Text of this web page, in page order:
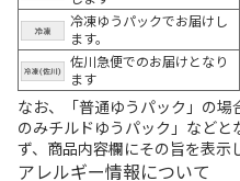
冷凍ゆうパックでお届けし
ます。
佐川急便でのお届けとなり
ます
なお、「普通ゆうパック」の
のみチルドゆうパック」など
ず、商品内容欄にその旨を表示
アレルギー情報について